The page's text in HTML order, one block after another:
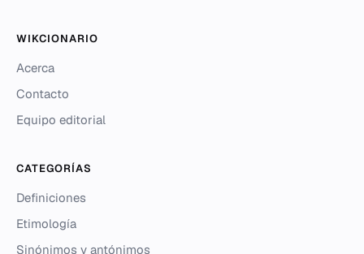
WIKCIONARIO
Acerca
Contacto
Equipo editorial
CATEGORÍAS
Definiciones
Etimología
Sinónimos y antónimos